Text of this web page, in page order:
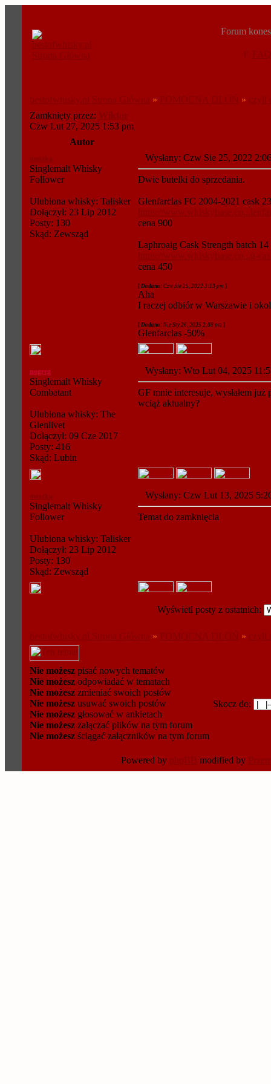
Forum
FAQ
bestofwhisky.pl Strona Główna » POMOCNA DŁOŃ » czyli
Zamknięty przez: Wiktor
Czw Lut 27, 2025 1:53 pm
Autor
meszka
Singlemalt Whisky
Follower
Ulubiona whisky: Talisker
Dołączył: 23 Lip 2012
Posty: 130
Skąd: Zewsząd
Wysłany: Czw Sie 25, 2022
Dwie butelki do sprzedania.
Glenfarclas FC 2004-2021 cask
https://
cena 900
Laphroaig Cask Strength batch 14
https://www.whiskybase.co...g-
cena 450
[ Dodano: Czw Sie 25, 2022 3:13 pm ]
Aha
I raczej odbiór w Warszawie i
[ Dodano: Nie Sty 26, 2025 2:08 pm ]
Glenfarclas -50%
nogreg
Singlemalt Whisky
Combatant
Ulubiona whisky: The
Glenlivet
Dołączył: 09 Cze 2017
Posty: 416
Skąd: Lubin
Wysłany: Wto Lut 04, 2025
GF mnie interesuje, wysłałem
wciąż aktualny?
meszka
Singlemalt Whisky
Follower
Ulubiona whisky: Talisker
Dołączył: 23 Lip 2012
Posty: 130
Skąd: Zewsząd
Wysłany: Czw Lut 13, 2025
Temat do zamknięcia
Wyświetl posty z ostatnich:
bestofwhisky.pl Strona Główna » POMOCNA DŁOŃ » czyli
Nie możesz pisać nowych tematów
Nie możesz odpowiadać w tematach
Nie możesz zmieniać swoich postów
Nie możesz usuwać swoich postów
Nie możesz głosować w ankietach
Nie możesz załączać plików na tym forum
Nie możesz ściągać załączników na tym forum
Skocz do:
Powered by phpBB modified by